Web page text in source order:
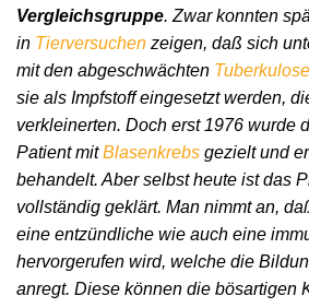
Vergleichsgruppe. Zwar konnten
in Tierversuchen zeigen, daß sich
mit den abgeschwächten Tuberkulose
sie als Impfstoff eingesetzt werden,
verkleinerten. Doch erst 1976 wurde
Patient mitBlasenkrebs gezielt und
behandelt. Aber selbst heute ist das
vollständig geklärt. Man nimmt an,
eine entzündliche wie auch eine
hervorgerufen wird, welche die
anregt. Diese können die bösartigen